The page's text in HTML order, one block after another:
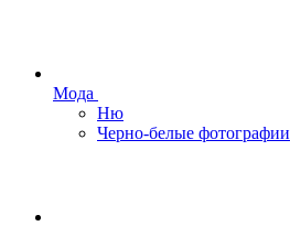
Мода
Ню
Черно-белые фотографии